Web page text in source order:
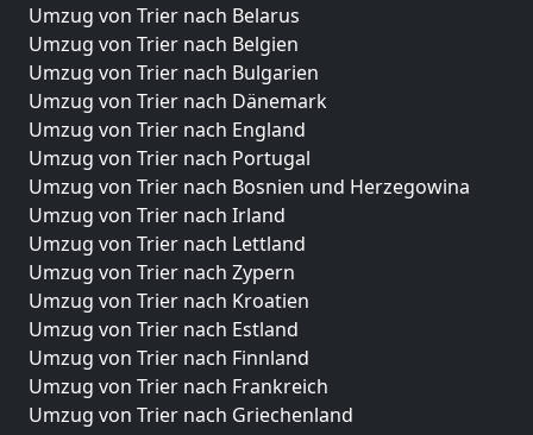
Umzug von Trier nach Belarus
Umzug von Trier nach Belgien
Umzug von Trier nach Bulgarien
Umzug von Trier nach Dänemark
Umzug von Trier nach England
Umzug von Trier nach Portugal
Umzug von Trier nach Bosnien und Herzegowina
Umzug von Trier nach Irland
Umzug von Trier nach Lettland
Umzug von Trier nach Zypern
Umzug von Trier nach Kroatien
Umzug von Trier nach Estland
Umzug von Trier nach Finnland
Umzug von Trier nach Frankreich
Umzug von Trier nach Griechenland